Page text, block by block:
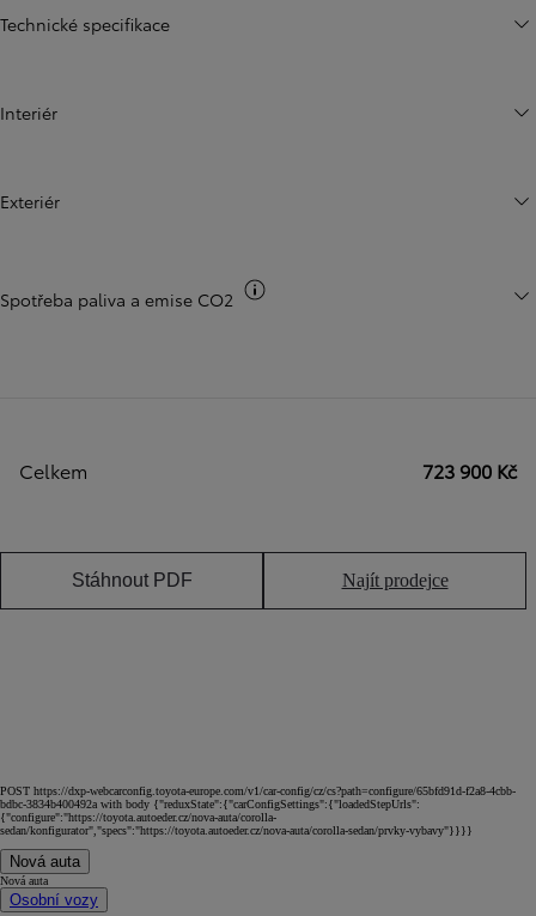
Technické specifikace
Interiér
Exteriér
Spotřeba paliva a emise CO2
Celkem 723 900 Kč
Stáhnout PDF Najít prodejce
POST https://dxp-webcarconfig.toyota-europe.com/v1/car-config/cz/cs?path=configure/65bfd91d-f2a8-4cbb-
bdbc-3834b400492a with body {"reduxState":{"carConfigSettings":{"loadedStepUrls":
{"configure":"https://toyota.autoeder.cz/nova-auta/corolla-
sedan/konfigurator","specs":"https://toyota.autoeder.cz/nova-auta/corolla-sedan/prvky-vybavy"}}}}
Nová auta
Nová auta
Osobní vozy